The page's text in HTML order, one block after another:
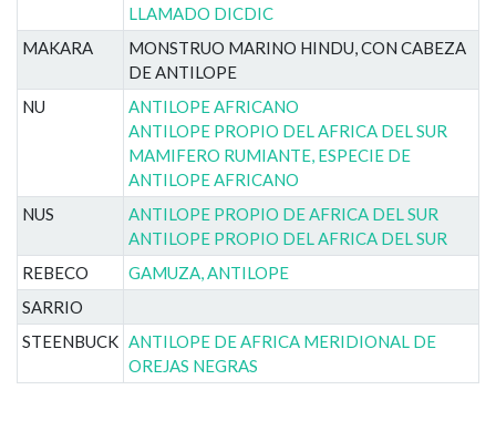
LLAMADO DICDIC
MAKARA
MONSTRUO MARINO HINDU, CON CABEZA
DE ANTILOPE
NU
ANTILOPE AFRICANO
ANTILOPE PROPIO DEL AFRICA DEL SUR
MAMIFERO RUMIANTE, ESPECIE DE
ANTILOPE AFRICANO
NUS
ANTILOPE PROPIO DE AFRICA DEL SUR
ANTILOPE PROPIO DEL AFRICA DEL SUR
REBECO
GAMUZA, ANTILOPE
SARRIO
STEENBUCK ANTILOPE DE AFRICA MERIDIONAL DE
OREJAS NEGRAS